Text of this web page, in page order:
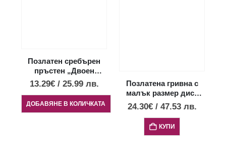
Позлатен сребърен
пръстен „Двоен
Меандър“
13.29€ / 25.99 лв.
ДОБАВЯНЕ В КОЛИЧКАТА
Позлатена гривна с
малък размер диск
Фестос
24.30€ / 47.53 лв.
КУПИ